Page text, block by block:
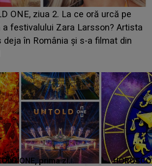
concurentă din "Casa Iubirii" l-a
pe Emanuel. CINE ESTE
Alexandra?! Aflându-se în fața
RECUNOSCUT IMEDIAT: "Am
ONE, prima zi.